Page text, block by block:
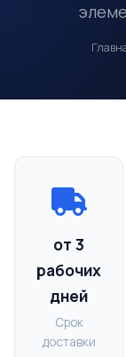
от 3
рабочих
дней
Срок
доставки